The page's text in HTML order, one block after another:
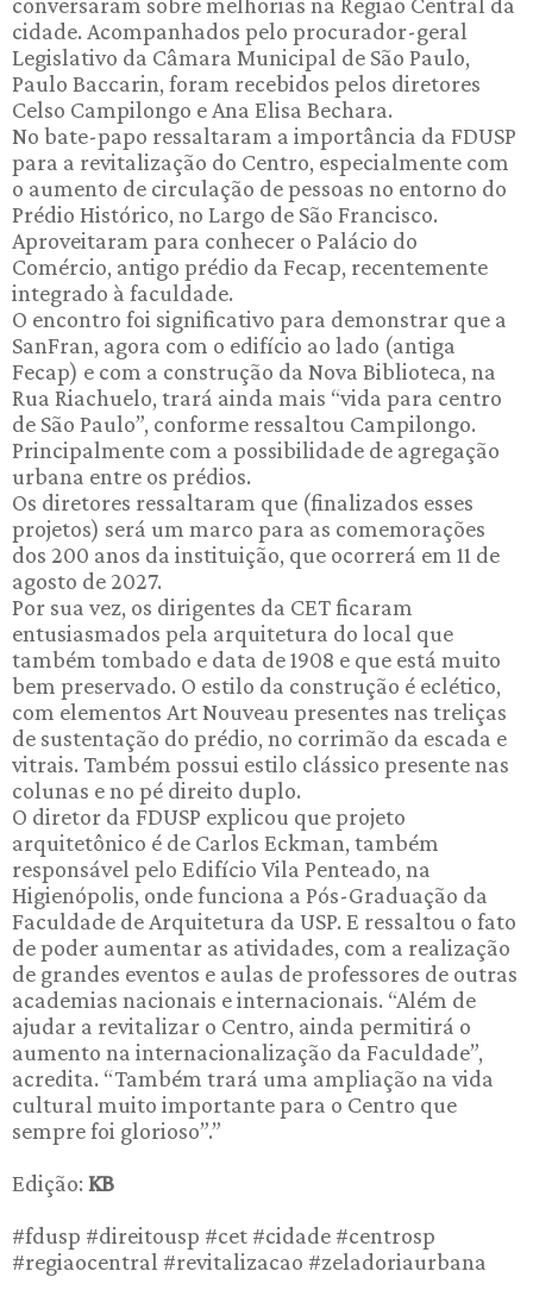
cidade. Acompanhados pelo procurador-geral
Legislativo da Câmara Municipal de São Paulo,
Paulo Baccarin, foram recebidos pelos diretores
Celso Campilongo e Ana Elisa Bechara.
No bate-papo ressaltaram a importância da FDUSP
para a revitalização do Centro, especialmente com
o aumento de circulação de pessoas no entorno do
Prédio Histórico, no Largo de São Francisco.
Aproveitaram para conhecer o Palácio do
Comércio, antigo prédio da Fecap, recentemente
integrado à faculdade.
O encontro foi significativo para demonstrar que a
SanFran, agora com o edifício ao lado (antiga
Fecap) e com a construção da Nova Biblioteca, na
Rua Riachuelo, trará ainda mais “vida para centro
de São Paulo”, conforme ressaltou Campilongo.
Principalmente com a possibilidade de agregação
urbana entre os prédios.
Os diretores ressaltaram que (finalizados esses
projetos) será um marco para as comemorações
dos 200 anos da instituição, que ocorrerá em 11 de
agosto de 2027.
Por sua vez, os dirigentes da CET ficaram
entusiasmados pela arquitetura do local que
também tombado e data de 1908 e que está muito
bem preservado. O estilo da construção é eclético,
com elementos Art Nouveau presentes nas treliças
de sustentação do prédio, no corrimão da escada e
vitrais. Também possui estilo clássico presente nas
colunas e no pé direito duplo.
O diretor da FDUSP explicou que projeto
arquitetônico é de Carlos Eckman, também
responsável pelo Edifício Vila Penteado, na
Higienópolis, onde funciona a Pós-Graduação da
Faculdade de Arquitetura da USP. E ressaltou o fato
de poder aumentar as atividades, com a realização
de grandes eventos e aulas de professores de outras
academias nacionais e internacionais. “Além de
ajudar a revitalizar o Centro, ainda permitirá o
aumento na internacionalização da Faculdade”,
acredita. “Também trará uma ampliação na vida
cultural muito importante para o Centro que
sempre foi glorioso”.”
Edição: KB
#fdusp #direitousp #cet #cidade #centrosp
#regiaocentral #revitalizacao #zeladoriaurbana